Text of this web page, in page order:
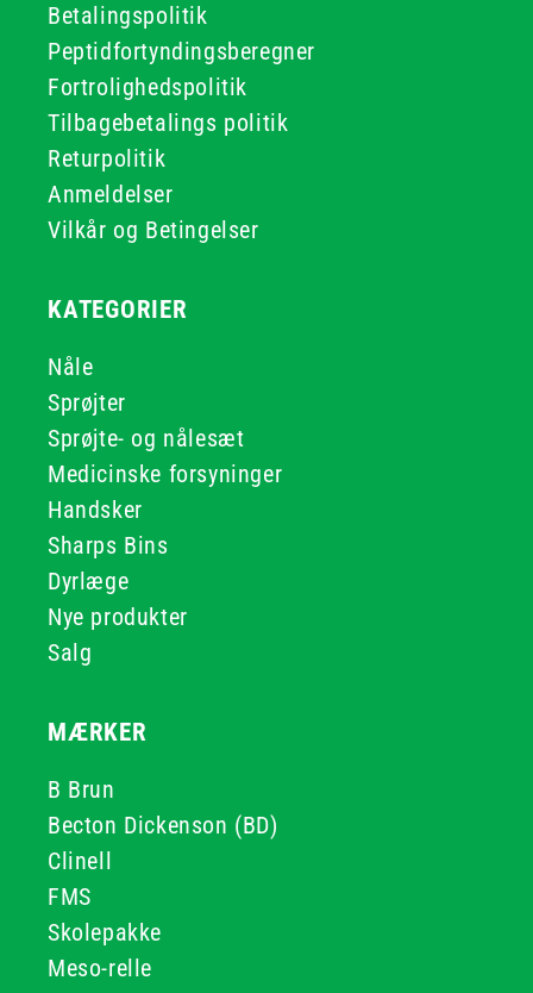
Betalingspolitik
Peptidfortyndingsberegner
Fortrolighedspolitik
Tilbagebetalings politik
Returpolitik
Anmeldelser
Vilkår og Betingelser
KATEGORIER
Nåle
Sprøjter
Sprøjte- og nålesæt
Medicinske forsyninger
Handsker
Sharps Bins
Dyrlæge
Nye produkter
Salg
MÆRKER
B Brun
Becton Dickenson (BD)
Clinell
FMS
Skolepakke
Meso-relle